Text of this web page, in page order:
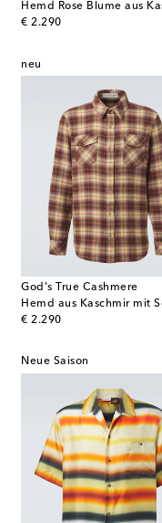
€ 2.290
original price
neu
God's True Cashmere
€ 2.290
original price
Neue Saison